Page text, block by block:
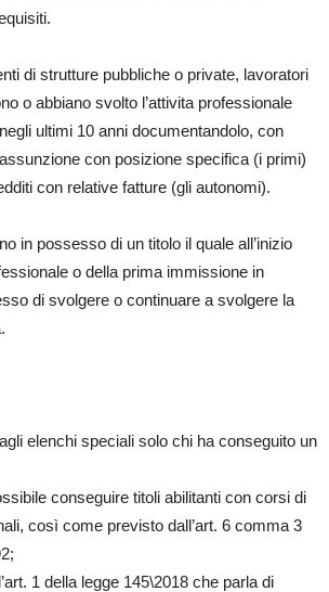
di strutture pubbliche o private, lavoratori
o abbiano svolto l’attivita professionale
ultimi 10 anni documentandolo, con
con posizione specifica (i primi)
con relative fatture (gli autonomi).
in possesso di un titolo il quale all’inizio
o della prima immissione in
di svolgere o continuare a svolgere la
elenchi speciali solo chi ha conseguito un
conseguire titoli abilitanti con corsi di
così come previsto dall’art. 6 comma 3
1 della legge 145\2018 che parla di